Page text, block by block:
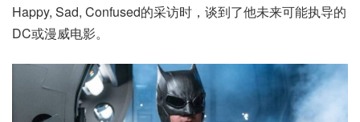
Happy, Sad, Confused的采访时，谈到了他未来可能执导的
DC或漫威电影。